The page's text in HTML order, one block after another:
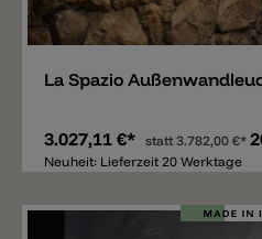
Merken
La Spazio
3.027,11 €* statt3.782,00 €*
Neuheit: Lieferzeit 20 Werktage